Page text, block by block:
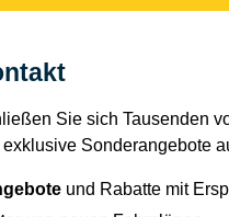
Sie sich Tausenden
Sonderangebote
und Rabatte mit